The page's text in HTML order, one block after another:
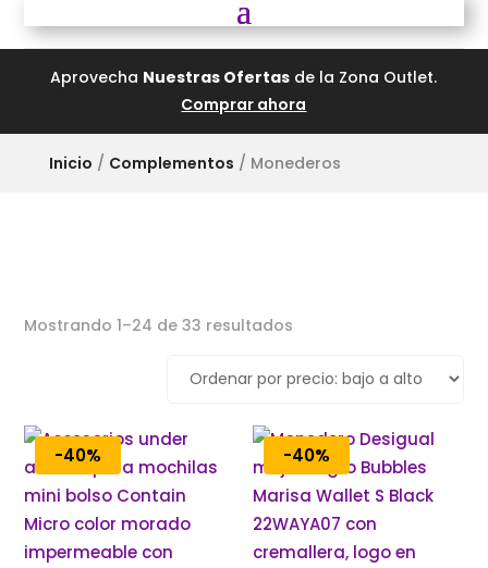
Aprovecha Nuestras Ofertas de la Zona Outlet.
Comprar ahora
Inicio / Complementos / Monederos
Mostrando 1–24 de 33 resultados
-40% -40%